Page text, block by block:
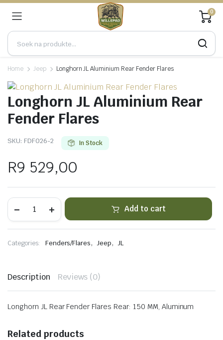
0
Home Jeep Longhorn JL Aluminium Rear Fender Flares
Longhorn JL Aluminium Rear
Fender Flares
SKU: FDF026-2 In Stock
R9 529,00
Rear
Flares
Add to cart
Categories: Fenders/Flares, Jeep, JL
Description Reviews (0)
Longhorn JL Rear Fender Flares Rear: 150 MM, Aluminum
Related products